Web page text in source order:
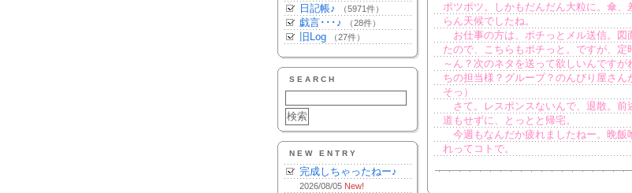
日記帳♪ （5971件）
戯言･･･♪ （28件）
旧Log （27件）
SEARCH
NEW ENTRY
完成しちゃったねー♪
2026/08/05 New!
ポツポツ。しかもだんだん大粒に。傘
らん天候でしたね。
お仕事の方は、ポチっとメル送信。図
たので、こちらもポチっと。ですが、定
～ん？次のネタを送って欲しいんです
ちの担当様？グループ？のんびり屋さ
そっ）
さて。レスポンスないんで、退散。前
道もせずに、とっとと帰宅。
今週もなんだか疲れましたねー。晩飯
れってコトで。